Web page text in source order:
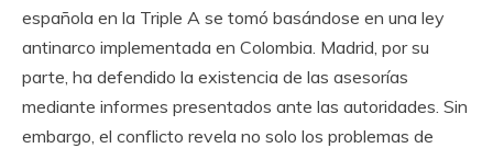
española en la Triple A se tomó basándose en una ley
antinarco implementada en Colombia. Madrid, por su
parte, ha defendido la existencia de las asesorías
mediante informes presentados ante las autoridades. Sin
embargo, el conflicto revela no solo los problemas de